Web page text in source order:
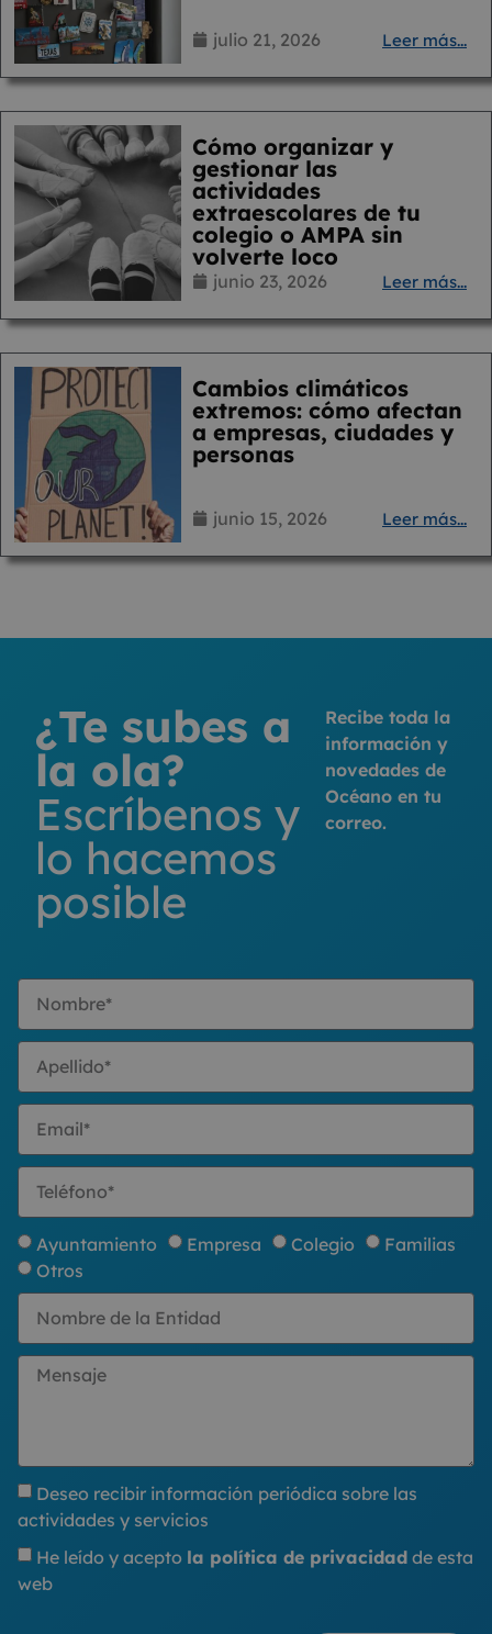
julio 21, 2026 Leer más...
Cómo organizar y
gestionar las
actividades
extraescolares de tu
colegio o AMPA sin
volverte loco
junio 23, 2026 Leer más...
Cambios climáticos
extremos: cómo afectan
a empresas, ciudades y
personas
junio 15, 2026 Leer más...
¿Te subes a
la ola?
Escríbenos y
lo hacemos
posible
Recibe toda la
información y
novedades de
Océano en tu
correo.
Ayuntamiento Empresa Colegio
Familias
Otros
Deseo recibir información periódica sobre las
actividades y servicios
He leído y acepto la política de privacidad de esta
web